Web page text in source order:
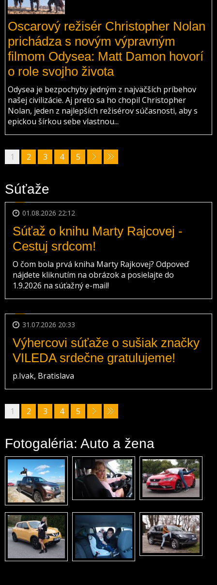
Oscarový režisér Christopher Nolan
prichádza s novým výpravným
filmom Odysea: Matt Damon hovorí
o role svojho života
Odysea je bezpochyby jedným z najväčších príbehov
našej civilizácie. Aj preto sa ho chopil Christopher
Nolan, jeden z najlepších režisérov súčasnosti, aby s
epickou šírkou sebe vlastnou...
1 2 3 4 5
Súťaže
01.08.2026 22:12
Súťaž o knihu Marty Rajcovej -
Cestuj srdcom!
O čom bola prvá kniha Marty Rajkovej? Odpoveď
nájdete kliknutím na obrázok a posielajte do
1.9.2026 na súťažný e-mail!
31.07.2026 20:33
Výhercovi súťaže o sušiak značky
VILEDA srdečne gratulujeme!
p.Ivak, Bratislava
1 2 3 4 5
Fotogaléria: Auto a žena